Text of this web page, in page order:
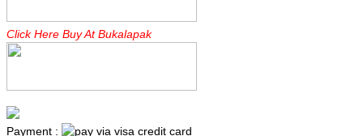
Click Here Buy At Bukalapak
Payment :